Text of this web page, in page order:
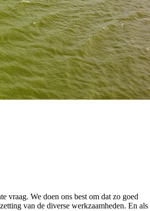
vraag. We doen ons best om dat zo goed
van de diverse werkzaamheden. En als